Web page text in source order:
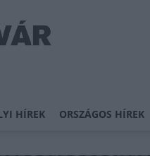
HÍREK ORSZÁGOS HÍREK